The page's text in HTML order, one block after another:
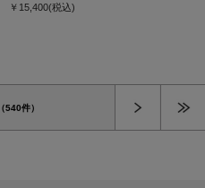
￥15,400(税込)
（540件）